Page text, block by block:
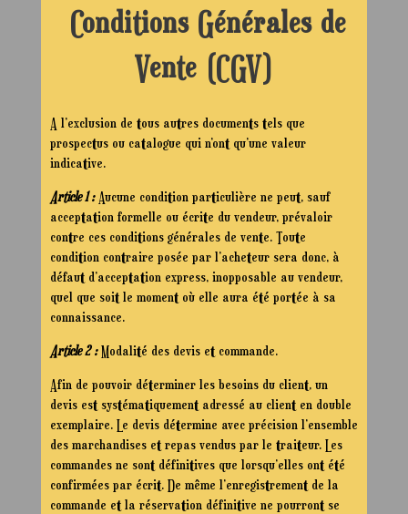
Conditions Générales de
Vente (CGV)
A l’exclusion de tous autres documents tels que
prospectus ou catalogue qui n’ont qu’une valeur
indicative.
Article 1 : Aucune condition particulière ne peut, sauf
acceptation formelle ou écrite du vendeur, prévaloir
contre ces conditions générales de vente. Toute
condition contraire posée par l’acheteur sera donc, à
défaut d’acceptation express, inopposable au vendeur,
quel que soit le moment où elle aura été portée à sa
connaissance.
Article 2 : Modalité des devis et commande.
Afin de pouvoir déterminer les besoins du client, un
devis est systématiquement adressé au client en double
exemplaire. Le devis détermine avec précision l’ensemble
des marchandises et repas vendus par le traiteur. Les
commandes ne sont définitives que lorsqu’elles ont été
confirmées par écrit. De même l’enregistrement de la
commande et la réservation définitive ne pourront se